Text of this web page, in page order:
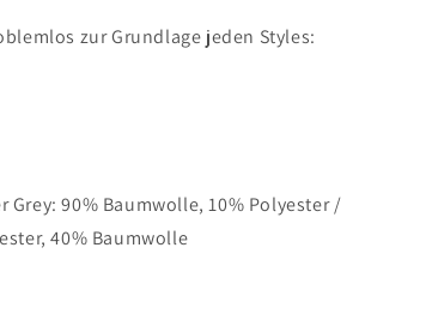
zur Grundlage jeden Styles:
90% Baumwolle, 10% Polyester /
40% Baumwolle